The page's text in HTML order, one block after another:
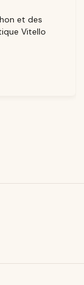
et des
Vitello